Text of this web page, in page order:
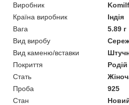
Виробник
Країна виробник
Індія
Вага
5.89 г
Вид виробу
Вид каменю/вставки
Покриття
Родій
Стать
Проба
925
Стан